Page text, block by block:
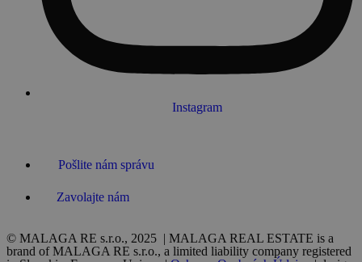
Instagram
Pošlite nám správu
Zavolajte nám
© MALAGA RE s.r.o., 2025 | MALAGA REAL ESTATE is a
brand of MALAGA RE s.r.o., a limited liability company registered